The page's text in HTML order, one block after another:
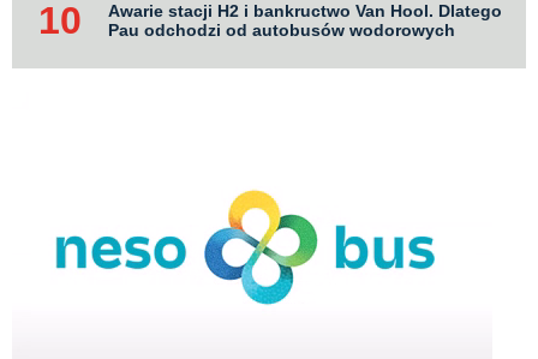
Awarie stacji H2 i bankructwo Van Hool. Dlatego
Pau odchodzi od autobusów wodorowych